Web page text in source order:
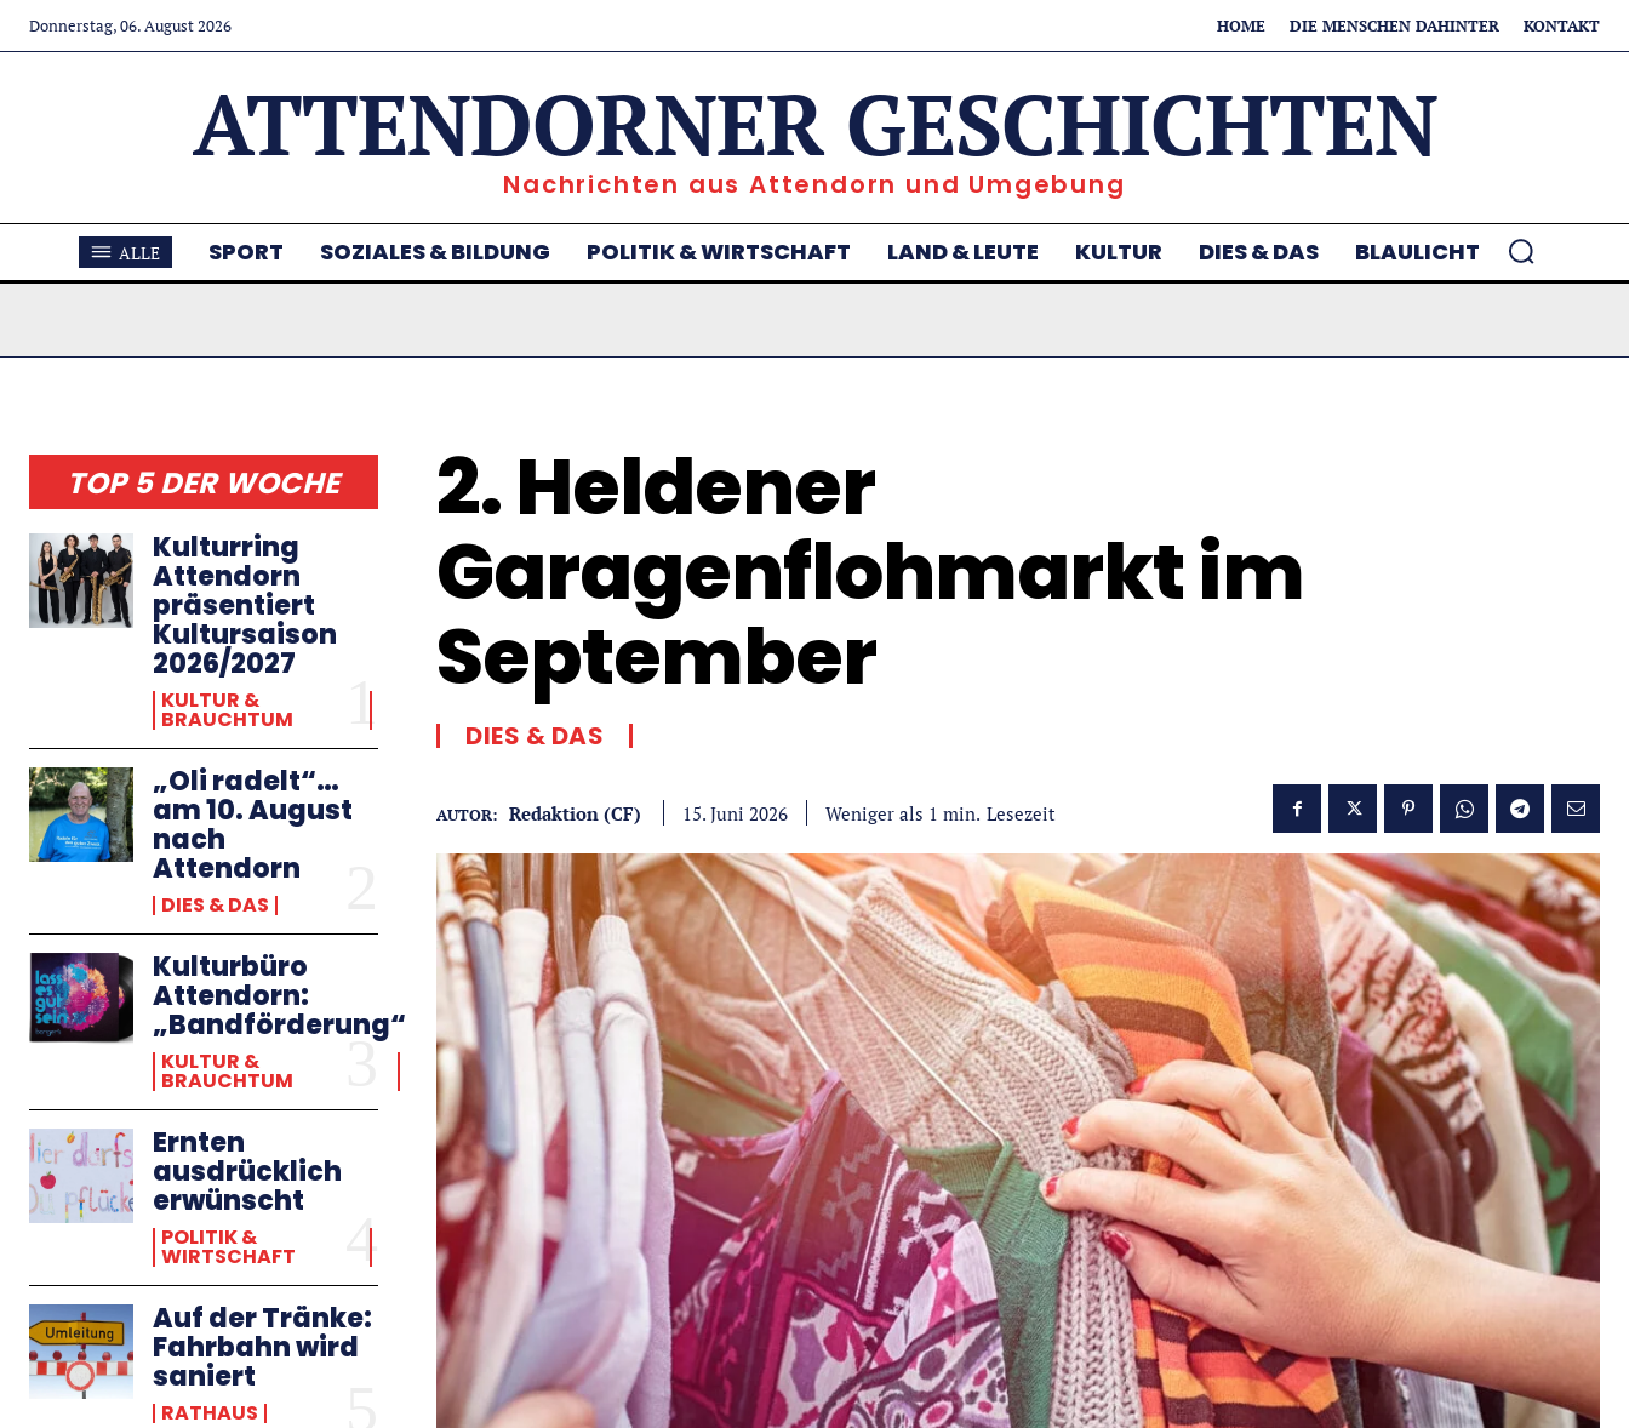
Donnerstag, 06. August 2026 HOME DIE MENSCHEN DAHINTER KONTAKT
ATTENDORNER GESCHICHTEN
Nachrichten aus Attendorn und Umgebung
ALLE SPORT SOZIALES & BILDUNG POLITIK & WIRTSCHAFT LAND & LEUTE KULTUR DIES & DAS BLAULICHT
TOP 5 DER WOCHE
Kulturring
Attendorn
präsentiert
Kultursaison
2026/2027
KULTUR &
BRAUCHTUM
„Oli radelt“…
am 10. August
nach
Attendorn
DIES & DAS
Kulturbüro
Attendorn:
„Bandförderung“
KULTUR &
BRAUCHTUM
Ernten
ausdrücklich
erwünscht
POLITIK &
WIRTSCHAFT
Auf der Tränke:
Fahrbahn wird
saniert
RATHAUS
2. Heldener
Garagenflohmarkt im
September
DIES & DAS
AUTOR: Redaktion (CF) 15. Juni 2026 Weniger als 1 min. Lesezeit